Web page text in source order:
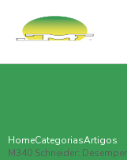
HomeCategoriasArtigos
M340 Schneider: